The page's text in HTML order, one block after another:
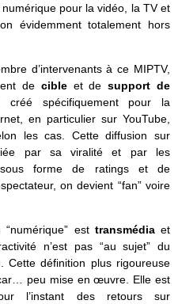
pour la vidéo, la TV et
évidemment totalement hors
d’intervenants à ce MIPTV,
de cible et desupport de
créé spécifiquement pour la
en particulier sur YouTube,
les cas. Cette diffusion sur
par sa viralité et par les
sous forme de ratings et de
on devient “fan” voire
est transmédia et
n’est pas “au sujet” du
Cette définition plus rigoureuse
peu mise en œuvre. Elle est
l’instant des retours sur